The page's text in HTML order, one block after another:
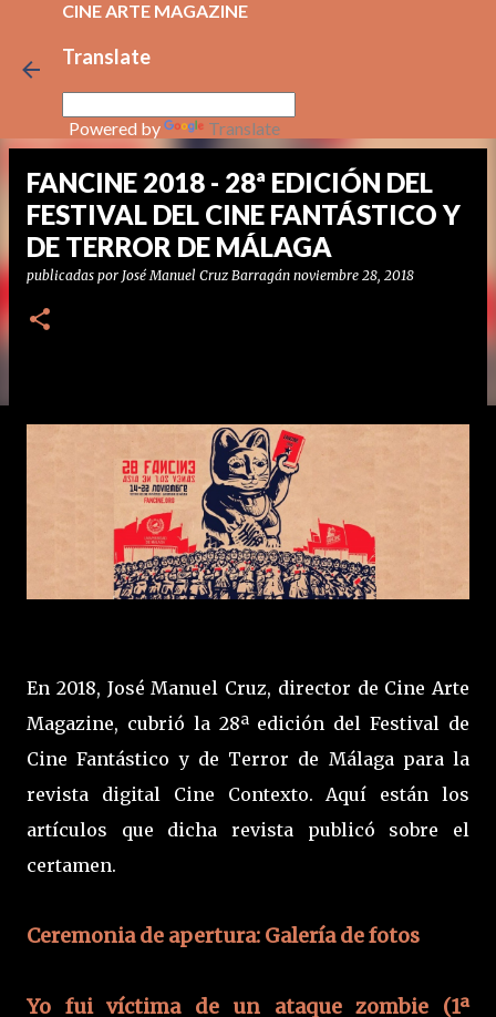
CINE ARTE MAGAZINE
Translate
Powered by Translate
FANCINE 2018 - 28ª EDICIÓN DEL
FESTIVAL DEL CINE FANTÁSTICO Y
DE TERROR DE MÁLAGA
publicadas por José Manuel Cruz Barragán noviembre 28, 2018
En 2018, José Manuel Cruz, director de Cine Arte
Magazine, cubrió la 28ª edición del Festival de
Cine Fantástico y de Terror de Málaga para la
revista digital Cine Contexto. Aquí están los
artículos que dicha revista publicó sobre el
certamen.
Ceremonia de apertura: Galería de fotos
Yo fui víctima de un ataque zombie (1ª